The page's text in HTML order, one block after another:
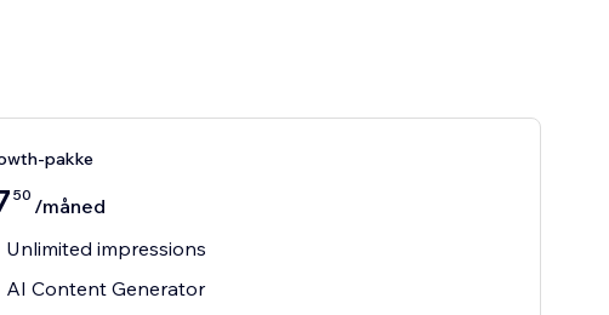
pakke
50 /måned
Unlimited impressions
AI Content Generator